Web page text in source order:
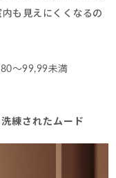
も見えにくくなるの
～99,99未満
練されたムード